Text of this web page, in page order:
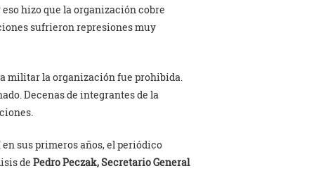
hizo que la organización cobre
sufrieron represiones muy
militar la organización fue prohibida.
Decenas de integrantes de la
sus primeros años, el periódico
de Pedro Peczak, Secretario General